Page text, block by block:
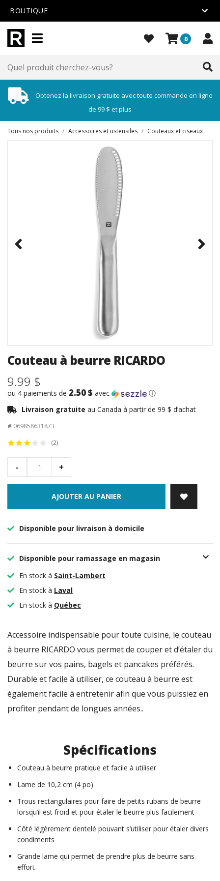
BOUTIQUE
0
Obtenez la livraison gratuite avec toute commande en ligne
de 99 $ et plus
Tous nos produits / Accessoires et ustensiles / Couteaux et ciseaux
Couteau à beurre RICARDO
9.99 $
ou 4 paiements de 2.50 $ avec
ⓘ
Livraison gratuite au Canada à partir de 99 $ d’achat
# 069858631873
(2)
- +
AJOUTER AU PANIER
Disponible pour livraison à domicile
Disponible pour ramassage en magasin
En stock à Saint-Lambert
En stock à Laval
En stock à Québec
Accessoire indispensable pour toute cuisine, le couteau
à beurre RICARDO vous permet de couper et d’étaler du
beurre sur vos pains, bagels et pancakes préférés.
Durable et facile à utiliser, ce couteau à beurre est
également facile à entretenir afin que vous puissiez en
profiter pendant de longues années..
Spécifications
Couteau à beurre pratique et facile à utiliser
Lame de 10,2 cm (4 po)
Trous rectangulaires pour faire de petits rubans de beurre
lorsqu’il est froid et pour étaler le beurre plus facilement
Côté légèrement dentelé pouvant s’utiliser pour étaler divers
condiments
Grande lame qui permet de prendre plus de beurre sans
effort